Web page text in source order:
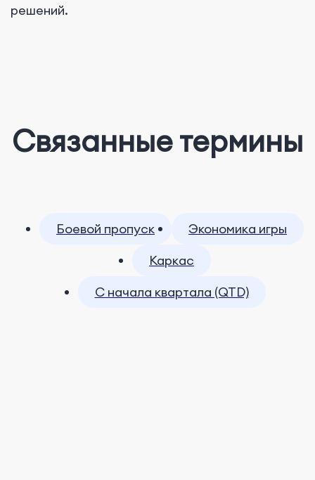
решений.
Связанные термины
Боевой пропуск
Экономика игры
Каркас
С начала квартала (QTD)